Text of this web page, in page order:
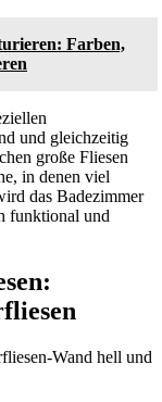
Farben,
und gleichzeitig
große Fliesen
in denen viel
das Badezimmer
funktional und